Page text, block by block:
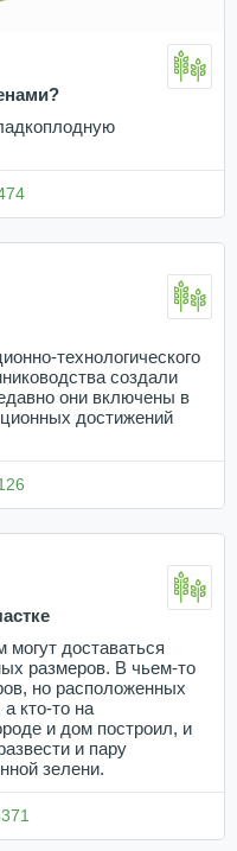
технологического
создали
они включены в
достижений
могут доставаться
размеров. В чьем-то
но расположенных
кто-то на
и дом построил, и
и пару
зелени.